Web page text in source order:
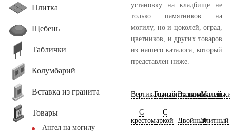
Плитка
Щебень
Таблички
Колумбарий
Вставка из гранита
Товары
Ангел на могилу
установку на кладбище не
только памятников на
могилу, но и цоколей, оград,
цветников, и других товаров
из нашего каталога, который
представлен ниже.
ВертикальныйГоризонтальный
Экономичный
С
крестом
С
аркой
ДвойныйЭлитный